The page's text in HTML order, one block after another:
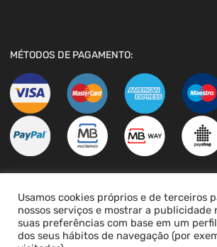
MÉTODOS DE PAGAMENTO:
LIVRO DE RECLAMAÇÕES
Usamos cookies próprios e de terceiros
nossos serviços e mostrar a publicidade
suas preferências com base em um
dos seus hábitos de navegação (por